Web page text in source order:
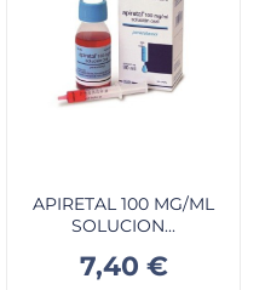
APIRETAL 100 MG/ML
SOLUCION...
Precio
7,40 €